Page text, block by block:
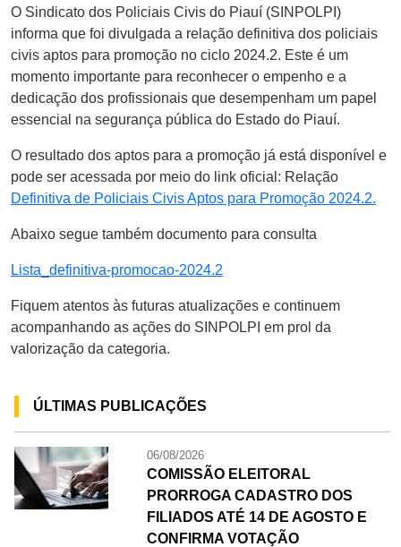
O Sindicato dos Policiais Civis do Piauí (SINPOLPI)
informa que foi divulgada a relação definitiva dos policiais
civis aptos para promoção no ciclo 2024.2. Este é um
momento importante para reconhecer o empenho e a
dedicação dos profissionais que desempenham um papel
essencial na segurança pública do Estado do Piauí.
O resultado dos aptos para a promoção já está disponível e
pode ser acessada por meio do link oficial: Relação
Definitiva de Policiais Civis Aptos para Promoção 2024.2.
Abaixo segue também documento para consulta
Lista_definitiva-promocao-2024.2
Fiquem atentos às futuras atualizações e continuem
acompanhando as ações do SINPOLPI em prol da
valorização da categoria.
ÚLTIMAS PUBLICAÇÕES
06/08/2026
COMISSÃO ELEITORAL
PRORROGA CADASTRO DOS
FILIADOS ATÉ 14 DE AGOSTO E
CONFIRMA VOTAÇÃO